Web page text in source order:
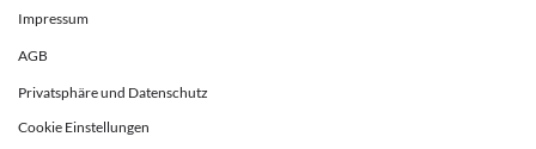
Impressum
AGB
Privatsphäre und Datenschutz
Cookie Einstellungen